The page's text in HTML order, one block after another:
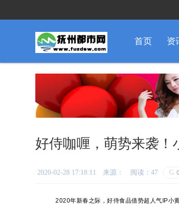
首页 资
好侍咖喱，萌势来袭！
2020-02-28 17:18:11 来源： 阅读：47 G 0
2020年新春之际，好侍食品借势超人气IP小黄